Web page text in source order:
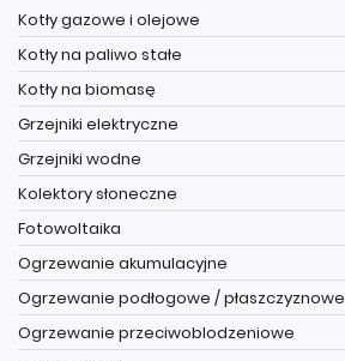
Kotły gazowe i olejowe
Kotły na paliwo stałe
Kotły na biomasę
Grzejniki elektryczne
Grzejniki wodne
Kolektory słoneczne
Fotowoltaika
Ogrzewanie akumulacyjne
Ogrzewanie podłogowe / płaszczyznowe
Ogrzewanie przeciwoblodzeniowe